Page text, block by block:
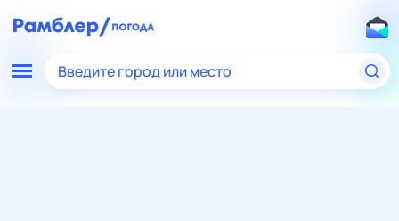
Введите город или место